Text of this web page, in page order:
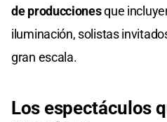
de produccionesque
iluminación, solistas
gran escala.
Los espectáculos